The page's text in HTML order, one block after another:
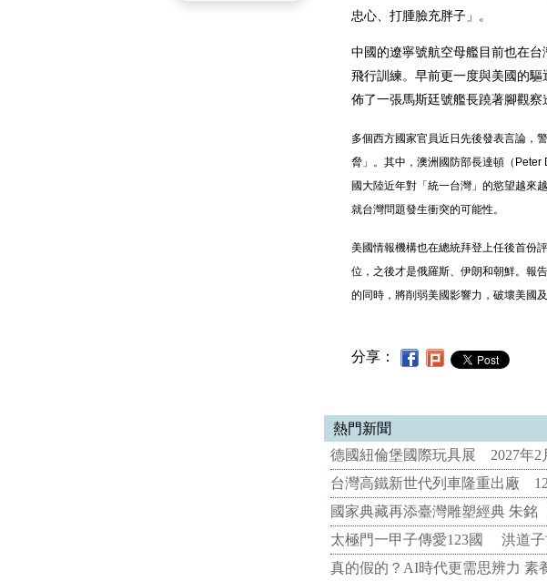
忠心、打腫臉充胖子」。
中國的遼寧號航空母艦目前也在
飛行訓練。早前更一度與美國的
佈了一張馬斯廷號艦長蹺著腳觀察
多個西方國家官員近日先後發表言論，
脅」。 其中，澳洲國防部長達頓（
國大陸近年對「統一台灣」的慾望越來
就台灣問題發生衝突的可能性。
美國情報機構也在總統拜登上任後首份
位，之後才是俄羅斯、伊朗和朝鮮。報
的同時，將削弱美國影響力，破壞美國及
分享：
熱門新聞
德國紐倫堡國際玩具展 2027年2
台灣高鐵新世代列車隆重出廠
國家典藏再添臺灣雕塑經典 朱銘
太極門一甲子傳愛123國 洪道子
真的假的？AI時代更需思辨力 素